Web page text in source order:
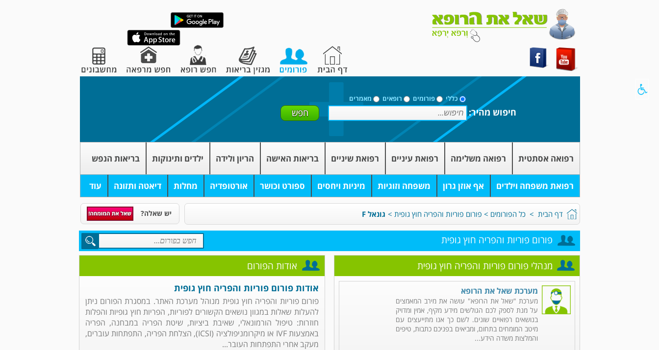
כללי פורומים רופאים מאמרים
חיפוש מהיר:
רפואה אסתטית רפואה משלימה רפואת עיניים רפואת שיניים בריאות האישה הריון ולידה ילדים ותינוקות בריאות הנפש
רפואת משפחה וילדים אף אוזן גרון משפחה וזוגיות מיניות ויחסים ספורט וכושר אורטופדיה מחלות דיאטה ותזונה עוד
דף הבית > כל הפורומים > פורום פוריות והפריה חוץ גופית > גונאל F יש שאלה?
פורום פוריות והפריה חוץ גופית
אודות הפורום
אודות פורום פוריות והפריה חוץ גופית
פורום פוריות והפריה חוץ גופית מנוהל מערכת האתר. במסגרת הפורום ניתן
להעלות שאלות במגוון נושאים הקשורים לפוריות, הפריות חוץ גופיות והפלות
חוזרות: טיפול הורמונאלי, שאיבת ביציות, שיטת הפריה במבחנה, הפריה
באמצעות IVF או מיקרומניפולציה (ICSI), הצלחת הפריה, התפתחות עוברים,
מעקב אחרי התפתחות העובר...
מנהלי פורום פוריות והפריה חוץ גופית
מערכת שאל את הרופא
מערכת "שאל את הרופא" עושה את מירב המאמצים
על מנת לספק לכם הגולשים מידע מקיף, אמין ומדויק
בנושאים רפואיים שונים. לשם כך אנו מתייעצים עם
מיטב המומחים בתחום, ומביאים בפניכם כתבות, טיפים
והמלצות משדה הידע...